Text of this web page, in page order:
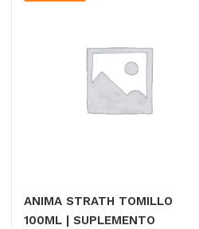
ANIMA STRATH TOMILLO
100ML | SUPLEMENTO